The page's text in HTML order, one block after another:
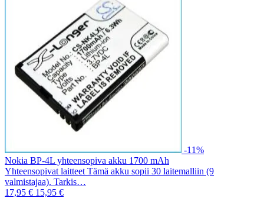
-11%
Nokia BP-4L yhteensopiva akku 1700 mAh
Yhteensopivat laitteet Tämä akku sopii 30 laitemalliin (9
valmistajaa). Tarkis…
17,95 € 15,95 €